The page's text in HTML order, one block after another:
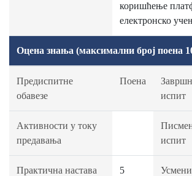
коришћење
електронско
Оцена знања (максимални број поена
Предиспитне
обавезе
Поена
испит
Активности у току
предавања
испит
Практична настава 5